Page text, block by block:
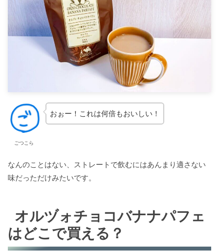
ごつこら
おぉー！これは何倍もおいしい！
なんのことはない、ストレートで飲むにはあんまり適さない
味だっただけみたいです。
オルヅォチョコバナナパフェ
はどこで買える？